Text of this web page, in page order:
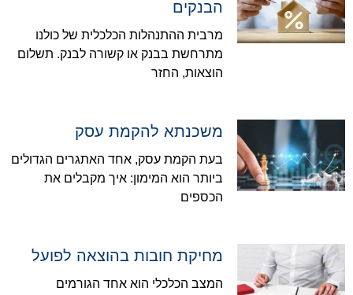
הבנקים
מרבית ההתנהלות הכלכלית של כולנו
מתרחשת בבנק או קשורה לבנק. תשלום
הוצאות, החזר
משכנתא להקמת עסק
בעת הקמת עסק, אחד האתגרים הגדולים
ביותר הוא המימון: איך מקבלים את
הכספים
מחיקת חובות בהוצאה לפועל
המצב הכלכלי הוא אחד הגורמים